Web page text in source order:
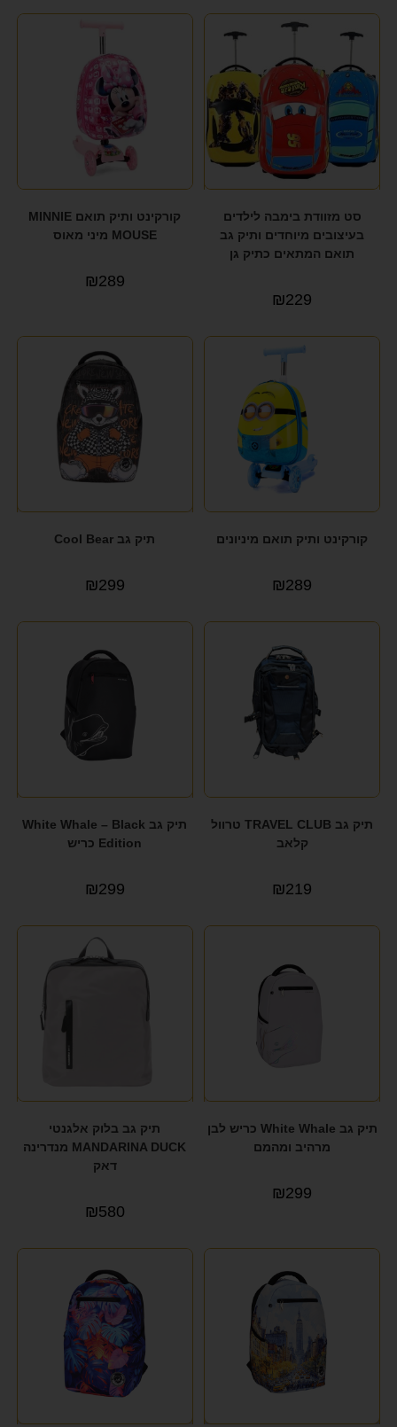
סט מזוודת בימבה לילדים
בעיצובים מיוחדים ותיק גב
תואם המתאים כתיק גן
₪229
קורקינט ותיק תואם MINNIE
MOUSE מיני מאוס
₪289
קורקינט ותיק תואם מיניונים
₪289
תיק גב Cool Bear
₪299
תיק גב TRAVEL CLUB טרוול
קלאב
₪219
תיק גב White Whale – Black
Edition כריש
₪299
תיק גב White Whale כריש לבן
מרהיב ומהמם
₪299
תיק גב בלוק אלגנטי
MANDARINA DUCK מנדרינה
דאק
₪580